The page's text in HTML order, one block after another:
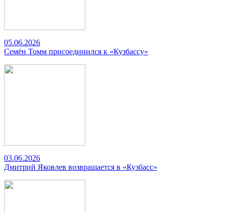
05.06.2026
Семён Томм присоединился к «Кузбассу»
03.06.2026
Дмитрий Яковлев возвращается в «Кузбасс»